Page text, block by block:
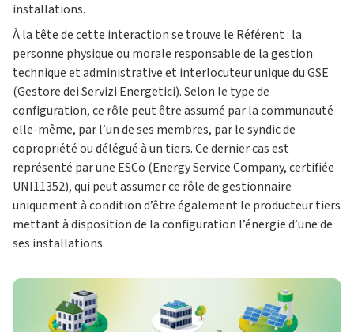
installations.
À la tête de cette interaction se trouve le Référent : la
personne physique ou morale responsable de la gestion
technique et administrative et interlocuteur unique du GSE
(Gestore dei Servizi Energetici). Selon le type de
configuration, ce rôle peut être assumé par la communauté
elle-même, par l’un de ses membres, par le syndic de
copropriété ou délégué à un tiers. Ce dernier cas est
représenté par une ESCo (Energy Service Company, certifiée
UNI11352), qui peut assumer ce rôle de gestionnaire
uniquement à condition d’être également le producteur tiers
mettant à disposition de la configuration l’énergie d’une de
ses installations.